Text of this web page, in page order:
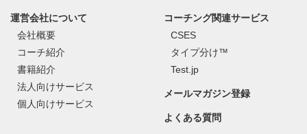
運営会社について
会社概要
コーチ紹介
書籍紹介
法人向けサービス
個人向けサービス
コーチング関連サービス
CSES
タイプ分け™
Test.jp
メールマガジン登録
よくある質問